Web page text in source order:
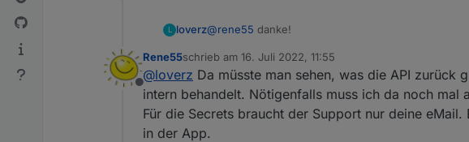
L loverz@rene55 danke!
Dass mittlerweile mehrere BKWs möglich sind,
Balkonkraftwerk möglich?
Also kann man den Support in deutsch
Reicht die Seriennnummer vom Inverter, oder was
Offline
Rene55schrieb am 16. Juli 2022, 11:55
zuletzt editiert von
@loverz Da müsste man sehen, was die API
intern behandelt. Nötigenfalls muss ich da noch mal
Für die Secrets braucht der Support nur deine
in der App.